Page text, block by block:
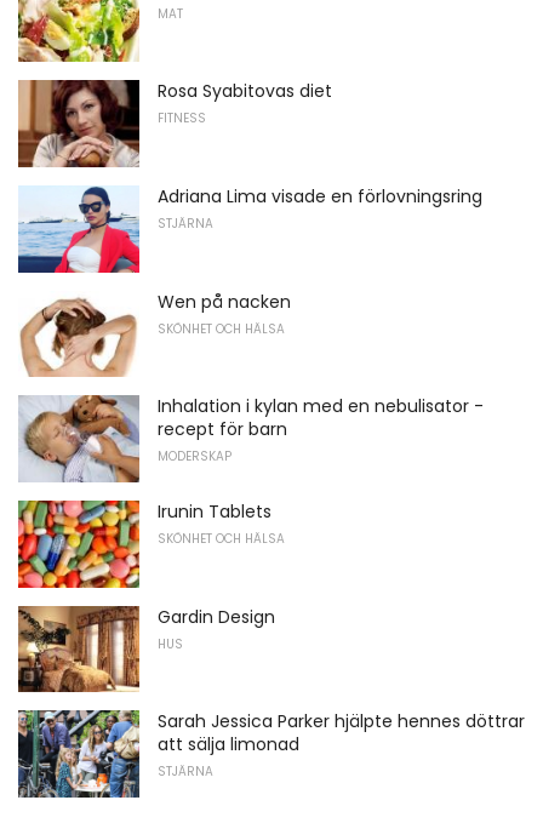
MAT
Rosa Syabitovas diet
FITNESS
Adriana Lima visade en förlovningsring
STJÄRNA
Wen på nacken
SKÖNHET OCH HÄLSA
Inhalation i kylan med en nebulisator -
recept för barn
MODERSKAP
Irunin Tablets
SKÖNHET OCH HÄLSA
Gardin Design
HUS
Sarah Jessica Parker hjälpte hennes döttrar
att sälja limonad
STJÄRNA